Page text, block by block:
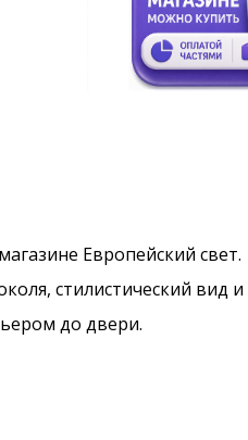
Европейский свет.
стилистический вид
до двери.